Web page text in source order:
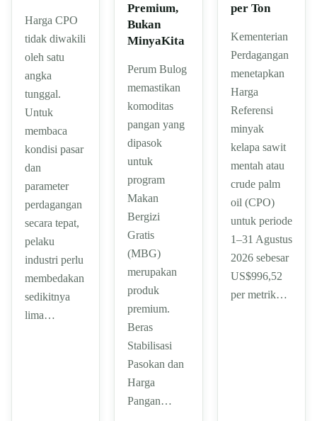
Harga CPO
tidak diwakili
oleh satu
angka
tunggal.
Untuk
membaca
kondisi pasar
dan
parameter
perdagangan
secara tepat,
pelaku
industri perlu
membedakan
sedikitnya
lima…
Premium,
Bukan
MinyaKita
Perum Bulog
memastikan
komoditas
pangan yang
dipasok
untuk
program
Makan
Bergizi
Gratis
(MBG)
merupakan
produk
premium.
Beras
Stabilisasi
Pasokan dan
Harga
Pangan…
per Ton
Kementerian
Perdagangan
menetapkan
Harga
Referensi
minyak
kelapa sawit
mentah atau
crude palm
oil (CPO)
untuk periode
1–31 Agustus
2026 sebesar
US$996,52
per metrik…